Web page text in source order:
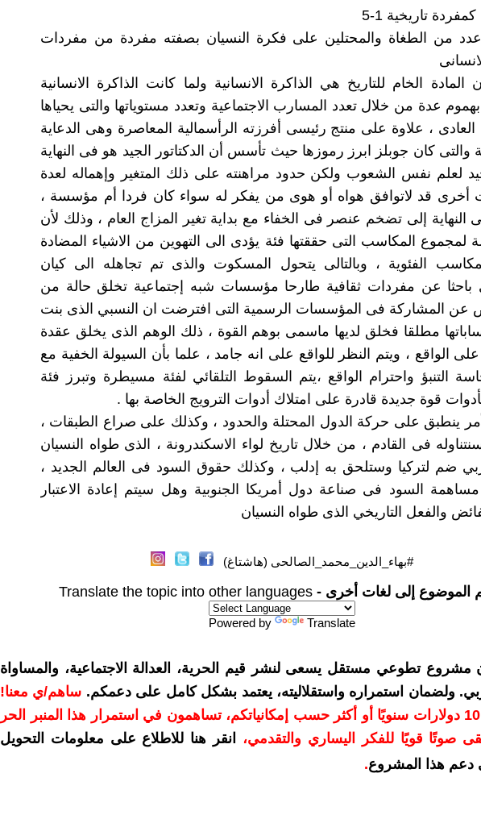
تاريخية 1-5
من الطغاة والمحتلين على فكرة النسيان بصفته مفردة من مفردات
المادة الخام للتاريخ هي الذاكرة الانسانية ولما كانت الذاكرة الانسانية
عدة من خلال تعدد المسارب الاجتماعية وتعدد مستوياتها والتى يحياها
العادى ، علاوة على منتج رئيسى أفرزته الرأسمالية المعاصرة وهى الدعاية
والتى كان جوبلز ابرز رموزها حيث تأسس أن الدكتاتور الجيد هو فى النهاية
لعلم نفس الشعوب ولكن حدود مراهنته على ذلك المتغير وإهماله لعدة
أخرى قد لاتوافق هواه أو هوى من يفكر له سواء كان فردا أم مؤسسة ،
النهاية إلى تضخم عنصر فى الخفاء مع بداية تغير المزاج العام ، وذلك لأن
لمجموع المكاسب التى حققتها فئة يؤدى الى التهوين من الاشياء المضادة
الفئوية ، وبالتالى يتحول المسكوت والذى تم تجاهله الى كيان
عن مفردات ثقافية طارحا مؤسسات شبه إجتماعية تخلق حالة من
عن المشاركة فى المؤسسات الرسمية التى افترضت ان النسبي الذى بنت
مطلقا فخلق لديها ماسمى بوهم القوة ، ذلك الوهم الذى يخلق عقدة
على الواقع ، ويتم النظر للواقع على انه جامد ، علما بأن السيولة الخفية مع
التنبؤ واحترام الواقع ،يتم السقوط التلقائي لفئة مسيطرة وتبرز فئة
قوة جديدة قادرة على امتلاك أدوات الترويج الخاصة بها .
ينطبق على حركة الدول المحتلة والحدود ، وكذلك على صراع الطبقات ،
فى القادم ، من خلال تاريخ لواء الاسكندرونة ، الذى طواه النسيان
ضم لتركيا وستلحق به إدلب ، وكذلك حقوق السود فى العالم الجديد ،
السود فى صناعة دول أمريكا الجنوبية وهل سيتم إعادة الاعتبار
والفعل التاريخي الذى طواه النسيان
#بهاء_الدين_محمد_الصالحى (هاشتاغ)
الموضوع إلى لغات أخرى - Translate the topic into other languages
Powered by Translate
مشروع تطوعي مستقل يسعى لنشر قيم الحرية، العدالة الاجتماعية، والمساواة
ولضمان استمراره واستقلاليته، يعتمد بشكل كامل على دعمكم. ساهم/ي معنا!
بدعمكم بمبلغ 10 دولارات سنويًا أو أكثر حسب إمكانياتكم، تساهمون في استمرار هذا المنبر الحر
صوتًا قويًا للفكر اليساري والتقدمي،
انقر هنا للاطلاع على معلومات التحويل
دعم هذا المشروع.